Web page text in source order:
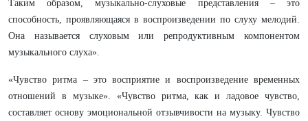
Таким образом, музыкально-слуховые представления – это
способность, проявляющаяся в воспроизведении по слуху мелодий.
Она называется слуховым или репродуктивным компонентом
музыкального слуха».
«Чувство ритма – это восприятие и воспроизведение временных
отношений в музыке». «Чувство ритма, как и ладовое чувство,
составляет основу эмоциональной отзывчивости на музыку. Чувство